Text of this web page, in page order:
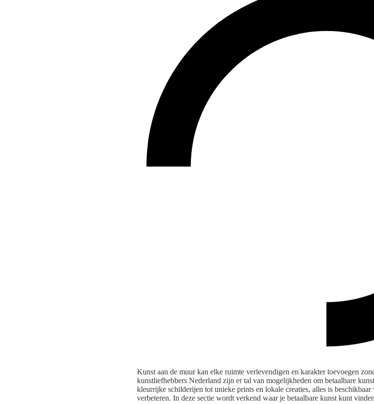
Kunst aan de muur kan elke ruimte verlevendigen en karakter toevoegen
kunstliefhebbers Nederland zijn er tal van mogelijkheden om betaalbare
kleurrijke schilderijen tot unieke prints en lokale creaties, alles is
verbeteren. In deze sectie wordt verkend waar je betaalbare kunst kunt